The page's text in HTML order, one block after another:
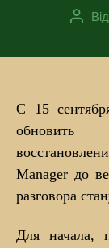
Автор
С 15
обновить
Manager до
разговора
Для начала,